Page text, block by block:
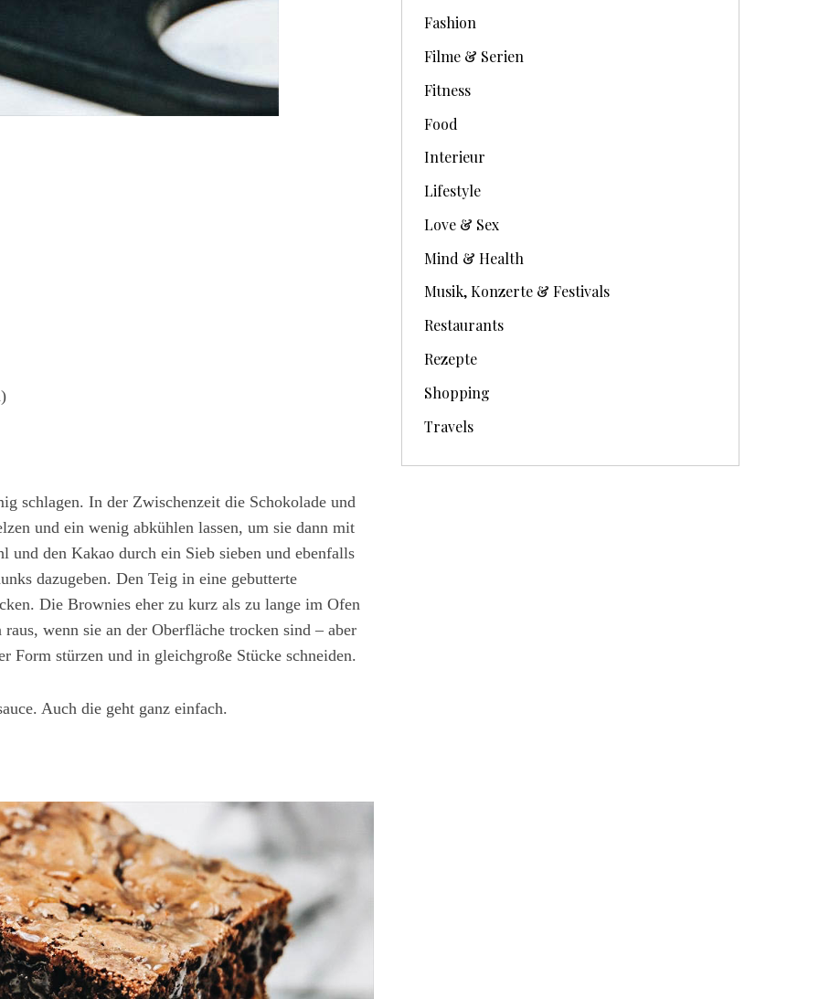
schlagen. In der Zwischenzeit die Schokolade und
und ein wenig abkühlen lassen, um sie dann mit
den Kakao durch ein Sieb sieben und ebenfalls
dazugeben. Den Teig in eine gebutterte
Die Brownies eher zu kurz als zu lange im Ofen
wenn sie an der Oberfläche trocken sind – aber
Form stürzen und in gleichgroße Stücke schneiden.
Auch die geht ganz einfach.
Fashion
Filme & Serien
Fitness
Food
Interieur
Lifestyle
Love & Sex
Mind & Health
Musik, Konzerte & Festivals
Restaurants
Rezepte
Shopping
Travels